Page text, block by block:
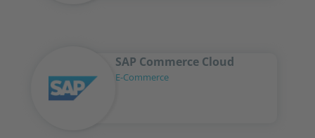
SAP Commerce Cloud
E-Commerce